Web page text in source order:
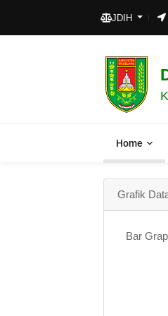
JDIH
Home
Grafik
Bar